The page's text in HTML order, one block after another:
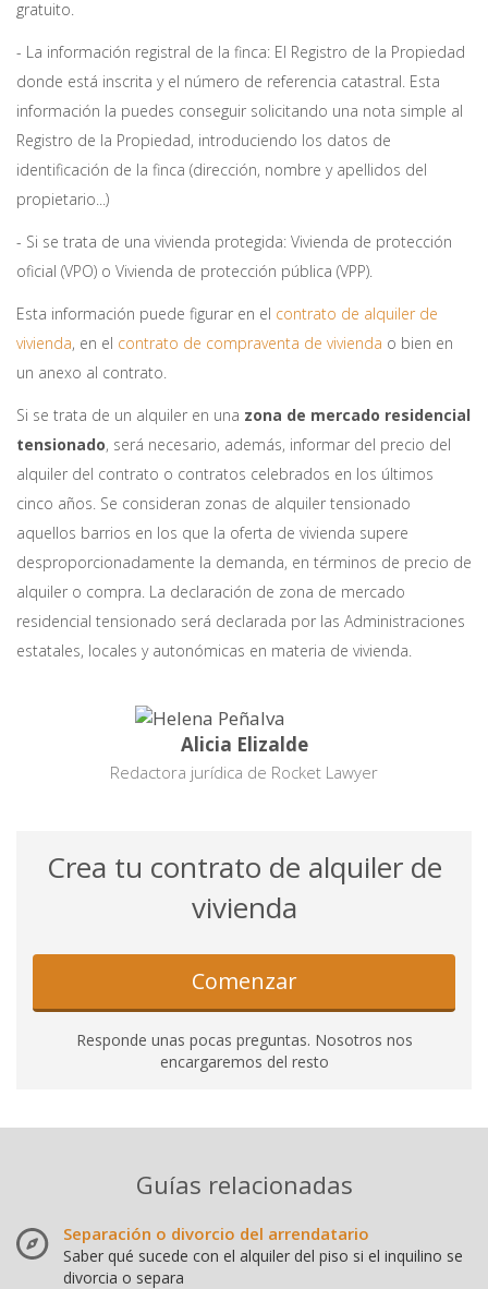
gratuito.
- La información registral de la finca: El Registro de la Propiedad
donde está inscrita y el número de referencia catastral. Esta
información la puedes conseguir solicitando una nota simple al
Registro de la Propiedad, introduciendo los datos de
identificación de la finca (dirección, nombre y apellidos del
propietario...)
- Si se trata de una vivienda protegida: Vivienda de protección
oficial (VPO) o Vivienda de protección pública (VPP).
Esta información puede figurar en el contrato de alquiler de
vivienda, en el contrato de compraventa de vivienda o bien en
un anexo al contrato.
Si se trata de un alquiler en una zona de mercado residencial
tensionado, será necesario, además, informar del precio del
alquiler del contrato o contratos celebrados en los últimos
cinco años. Se consideran zonas de alquiler tensionado
aquellos barrios en los que la oferta de vivienda supere
desproporcionadamente la demanda, en términos de precio de
alquiler o compra. La declaración de zona de mercado
residencial tensionado será declarada por las Administraciones
estatales, locales y autonómicas en materia de vivienda.
Alicia Elizalde
Redactora jurídica de Rocket Lawyer
Crea tu contrato de alquiler de
vivienda
Comenzar
Responde unas pocas preguntas. Nosotros nos
encargaremos del resto
Guías relacionadas
Separación o divorcio del arrendatario
Saber qué sucede con el alquiler del piso si el inquilino se
divorcia o separa